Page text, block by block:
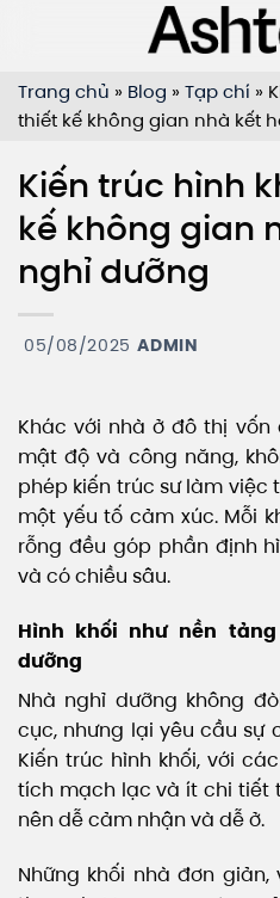
dung
Trang chủ » Blog » Tạp chí »
thiết kế không gian nhà kết
Kiến trúc hình
kế không gian
nghỉ dưỡng
05/08/2025 ADMIN
Khác với nhà ở đô thị
mật độ và công năng,
phép kiến trúc sư làm việc
một yếu tố cảm xúc. Mỗi
rỗng đều góp phần định
và có chiều sâu.
Hình khối như nền
dưỡng
Nhà nghỉ dưỡng không
cục, nhưng lại yêu cầu sự
Kiến trúc hình khối, với
tích mạch lạc và ít chi tiết
nên dễ cảm nhận và dễ ở.
Những khối nhà đơn